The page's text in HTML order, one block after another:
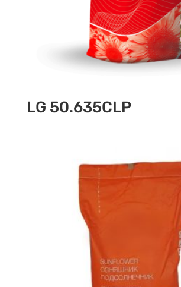
LG 50.635CLP